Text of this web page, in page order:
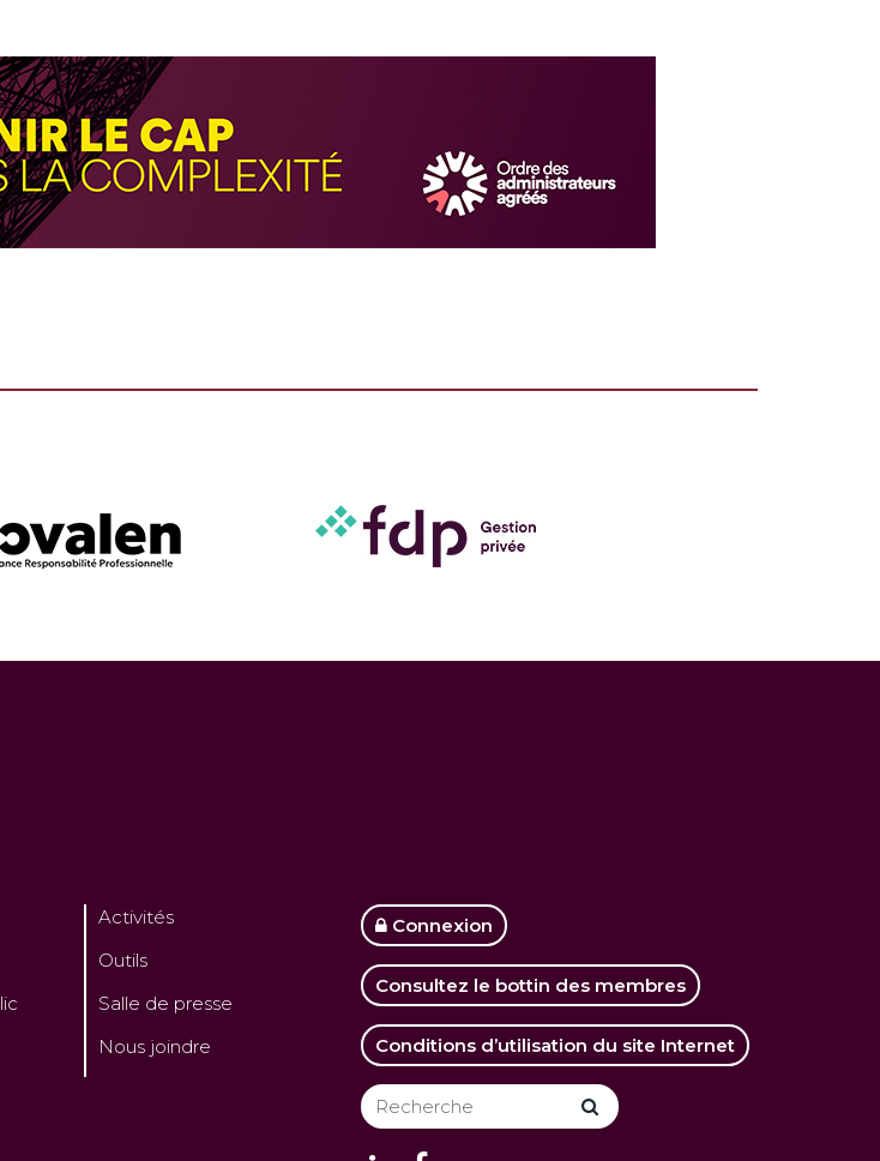
Activités
Outils
Salle de presse
Nous joindre
Connexion
Consultez le bottin des membres
Conditions d’utilisation du site Internet